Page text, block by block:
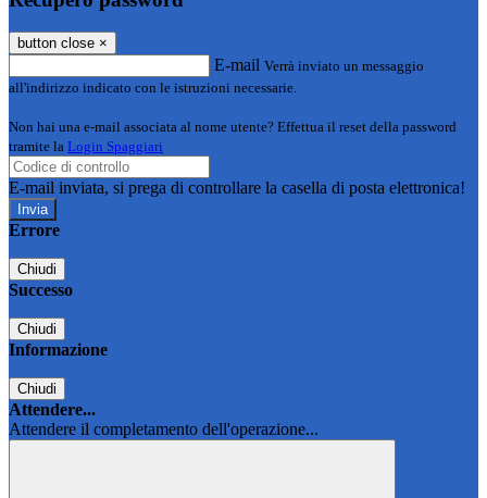
button close ×
E-mail Verrà inviato un messaggio
all'indirizzo indicato con le istruzioni necessarie.
Non hai una e-mail associata al nome utente? Effettua il reset della password
tramite la Login Spaggiari
E-mail inviata, si prega di controllare la casella di posta elettronica!
Errore
Chiudi
Successo
Chiudi
Informazione
Chiudi
Attendere...
Attendere il completamento dell'operazione...